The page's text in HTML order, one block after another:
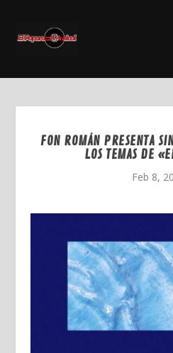
FON ROMÁN PRESENTA
LOS TEMAS DE
Feb 8,